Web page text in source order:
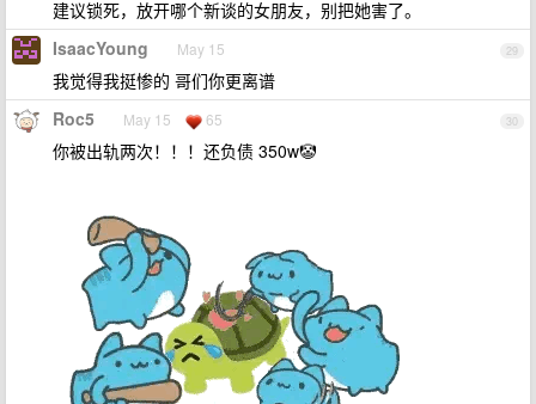
建议锁死，放开哪个新谈的女朋友，别把她害了。
29
IsaacYoung May 15
我觉得我挺惨的 哥们你更离谱
30
Roc5 May 15 65
你被出轨两次！！！还负债 350w🤡